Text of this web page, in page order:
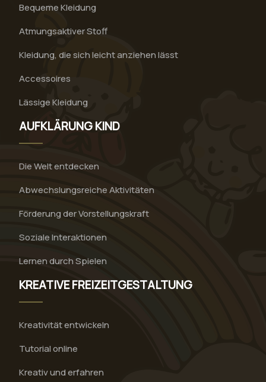
Bequeme Kleidung
Atmungsaktiver Stoff
Kleidung, die sich leicht anziehen lässt
Accessoires
Lässige Kleidung
AUFKLÄRUNG KIND
Die Welt entdecken
Abwechslungsreiche Aktivitäten
Förderung der Vorstellungskraft
Soziale Interaktionen
Lernen durch Spielen
KREATIVE FREIZEITGESTALTUNG
Kreativität entwickeln
Tutorial online
Kreativ und erfahren